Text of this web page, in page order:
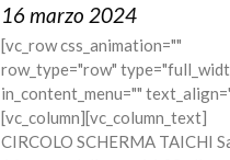
16 marzo 2024
[vc_row css_animation=""
row_type="row"
in_content_menu=""
[vc_column][vc_column_text]
CIRCOLO SCHERMA TAICHI